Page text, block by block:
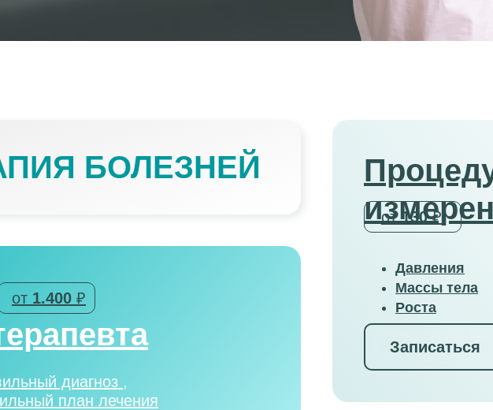
БОЛЕЗНЕЙ
Давления
Массы тела
Роста
Записаться
от130₽
от 1.400 ₽
диагноз ,
план лечения